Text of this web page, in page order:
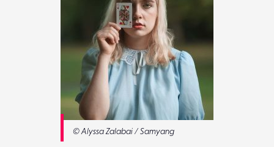
© Alyssa Zalabai / Samyang